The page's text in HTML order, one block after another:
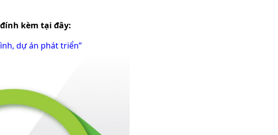
kèm tại đây:
dự án phát triển”